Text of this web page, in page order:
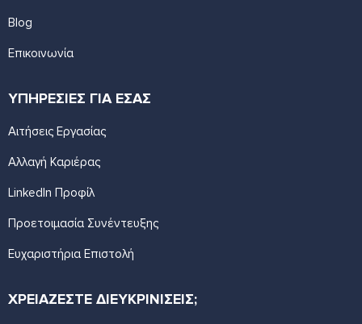
Blog
Επικοινωνία
ΥΠΗΡΕΣΙΕΣ ΓΙΑ ΕΣΑΣ
Αιτήσεις Εργασίας
Αλλαγή Καριέρας
LinkedIn Προφίλ
Προετοιμασία Συνέντευξης
Ευχαριστήρια Επιστολή
ΧΡΕΙΑΖΕΣΤΕ ΔΙΕΥΚΡΙΝΙΣΕΙΣ;